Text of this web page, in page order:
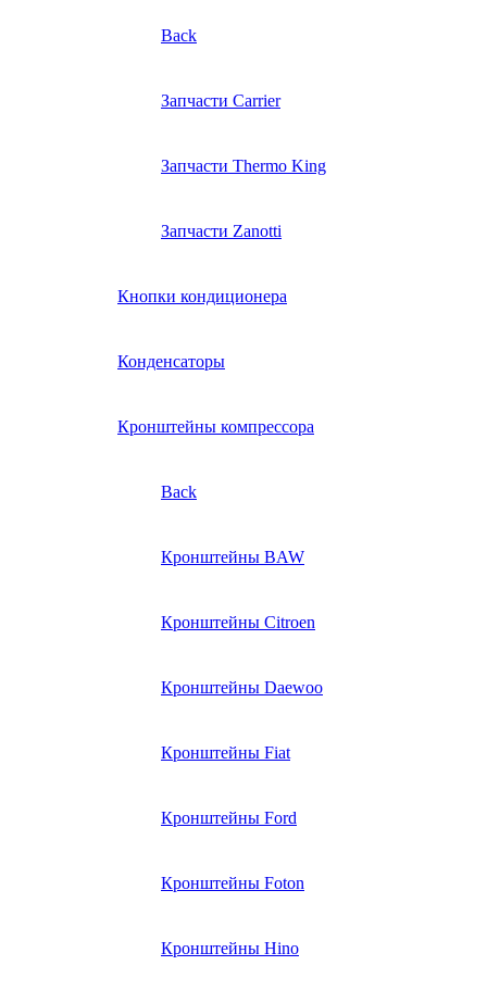
Back
Запчасти Carrier
Запчасти Thermo King
Запчасти Zanotti
Кнопки кондиционера
Конденсаторы
Кронштейны компрессора
Back
Кронштейны BAW
Кронштейны Citroen
Кронштейны Daewoo
Кронштейны Fiat
Кронштейны Ford
Кронштейны Foton
Кронштейны Hino